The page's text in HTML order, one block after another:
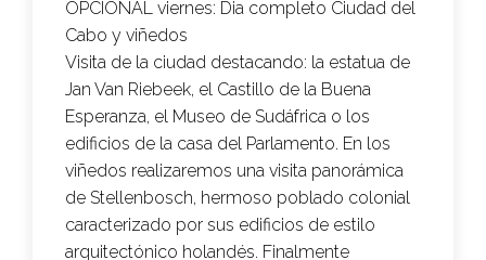
OPCIONAL viernes: Dia completo Ciudad del
Cabo y viñedos
Visita de la ciudad destacando: la estatua de
Jan Van Riebeek, el Castillo de la Buena
Esperanza, el Museo de Sudáfrica o los
edificios de la casa del Parlamento. En los
viñedos realizaremos una visita panorámica
de Stellenbosch, hermoso poblado colonial
caracterizado por sus edificios de estilo
arquitectónico holandés. Finalmente